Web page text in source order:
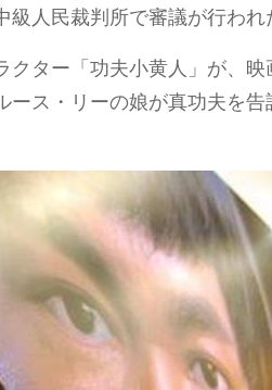
人民裁判所で審議が行われ
ター「功夫小黄人」が、
ス・リーの娘が真功夫を告